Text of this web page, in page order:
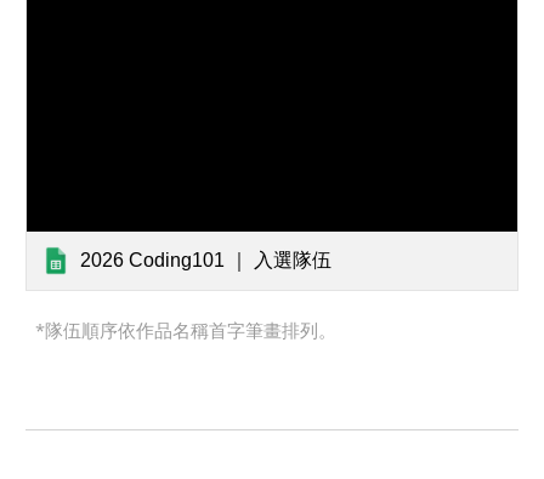
2026 Coding101 ｜ 入選隊伍
*隊伍順序依作品名稱首字筆畫排列。